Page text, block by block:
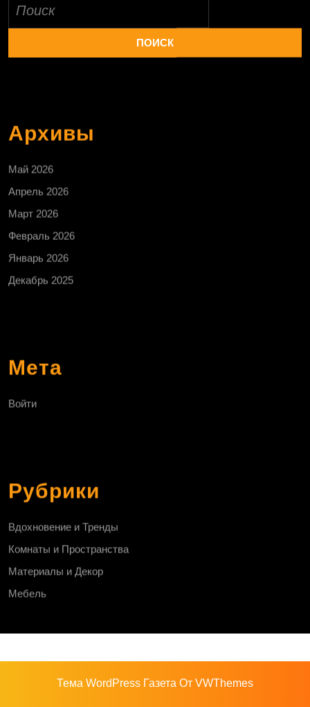
Архивы
Май 2026
Апрель 2026
Март 2026
Февраль 2026
Январь 2026
Декабрь 2025
Мета
Войти
Рубрики
Вдохновение и Тренды
Комнаты и Пространства
Материалы и Декор
Мебель
Тема WordPress Газета От VWThemes